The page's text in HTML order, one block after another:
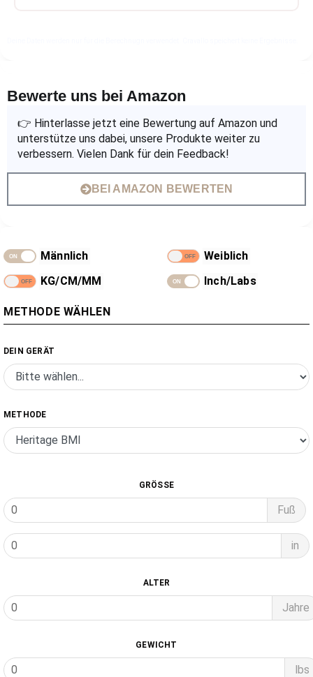
Bewerte uns bei Amazon
👉 Hinterlasse jetzt eine Bewertung auf Amazon und
unterstütze uns dabei, unsere Produkte weiter zu
verbessern. Vielen Dank für dein Feedback!
BEI AMAZON BEWERTEN
Männlich
Weiblich
KG/CM/MM
Inch/Labs
METHODE WÄHLEN
DEIN GERÄT
METHODE
GRÖSSE
Fuß
in
ALTER
Jahre
GEWICHT
lbs